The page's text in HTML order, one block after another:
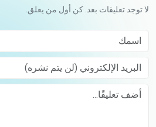
لا توجد تعليقات بعد. كن أول من يعلق.
اسمك
البريد الإلكتروني (لن يتم نشره)